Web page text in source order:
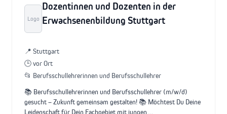
Logo
Dozentinnen und Dozenten in der
Erwachsenenbildung Stuttgart
📍 Stuttgart
🕒 vor Ort
📂 Berufsschullehrerinnen und Berufsschullehrer
📚 Berufsschullehrerinnen und Berufsschullehrer (m/w/d)
gesucht – Zukunft gemeinsam gestalten! 📚 Möchtest Du Deine
Leidenschaft für Dein Fachgebiet mit jungen…